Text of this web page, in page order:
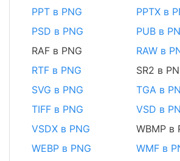
PPT в PNG
PPTX в
PSD в PNG
PUB в
RAF в PNG
RAW в
RTF в PNG
SR2 в
SVG в PNG
TGA в
TIFF в PNG
VSD в
VSDX в PNG
WBMP в
WEBP в PNG
WMF в